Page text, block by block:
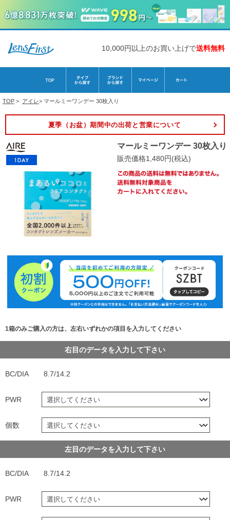
10,000円以上のお買い上げで送料無料
TOP > アイレ> マールミーワンデー 30枚入り
夏季（お盆）期間中の出荷と営業について
マールミーワンデー 30枚入り
販売価格1,480円(税込)
1箱のみご購入の方は、左右いずれかの項目を入力してください
右目のデータを入力して下さい
BC/DIA 8.7/14.2
PWR
個数
左目のデータを入力して下さい
BC/DIA 8.7/14.2
PWR